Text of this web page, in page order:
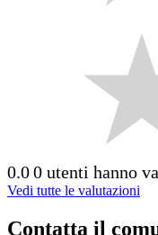
0.00 utenti hanno
Vedi tutte le valutazioni
Contatta il